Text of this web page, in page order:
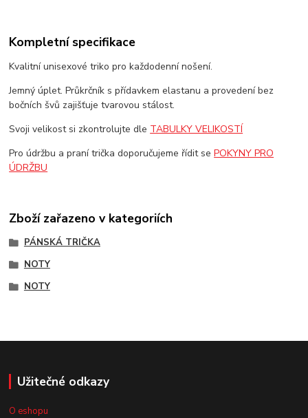
Kompletní specifikace
Kvalitní unisexové triko pro každodenní nošení.
Jemný úplet. Průkrčník s přídavkem elastanu a provedení bez
bočních švů zajišťuje tvarovou stálost.
Svoji velikost si zkontrolujte dle TABULKY VELIKOSTÍ
Pro údržbu a praní trička doporučujeme řídit sePOKYNY PRO
ÚDRŽBU
Zboží zařazeno v kategoriích
PÁNSKÁ TRIČKA
NOTY
NOTY
Užitečné odkazy
O eshopu